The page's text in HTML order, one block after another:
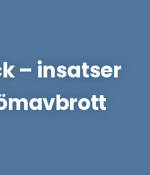
– insatser